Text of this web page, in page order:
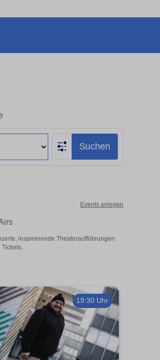
Suchen
Events anlegen
inspirierende Theateraufführungen
19:30 Uhr